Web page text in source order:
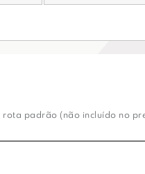
rota padrão (não incluído no